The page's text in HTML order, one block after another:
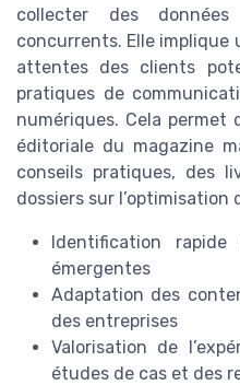
collecter des
concurrents. Elle implique
attentes des clients
pratiques de
numériques. Cela permet
éditoriale du magazine
conseils pratiques, des
dossiers sur l’optimisation
Identification
émergentes
Adaptation des
des entreprises
Valorisation de
études de cas et des